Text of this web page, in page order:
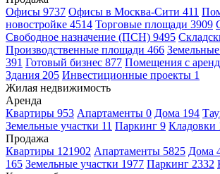
Офисы 9737 Офисы в Москва-Сити 411
новостройке 4514 Торговые площади 3909
Свободное назначение (ПСН) 9495
Производственные площади 466
391 Готовый бизнес 877 Помещения с
Здания 205 Инвестиционные проекты 1
Жилая недвижимость
Аренда
Квартиры 953 Апартаменты 0 Дома 194
Земельные участки 11 Паркинг 9 Кладовки
Продажа
Квартиры 121902 Апартаменты 5825 Дома
165 Земельные участки 1977 Паркинг 2332